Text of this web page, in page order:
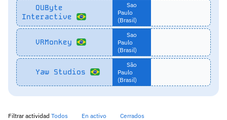
QUByte
Interactive
Sao
Paulo
(Brasil)
VRMonkey
Sao
Paulo
(Brasil)
Yaw Studios
São
Paulo
(Brasil)
Filtrar actividad Todos En activo
Cerrados